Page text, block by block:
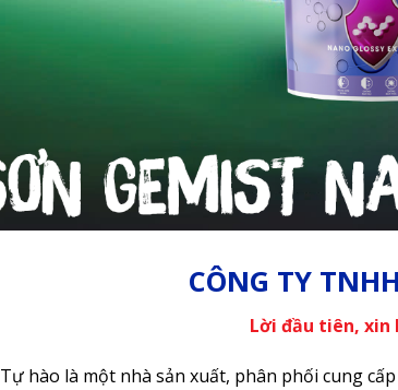
CÔNG TY
Lời đầu tiên, xin
Tự hào là một nhà sản xuất, phân phối cung